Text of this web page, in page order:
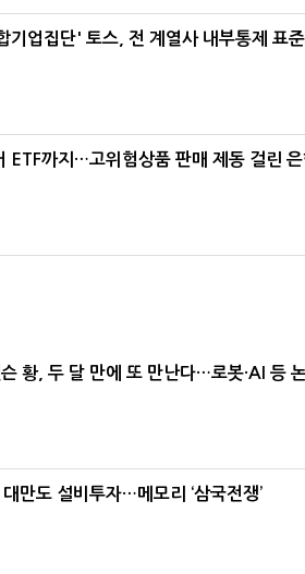
기업집단' 토스, 전 계열사 내부통제 표
ETF까지…고위험상품 판매 제동 걸린 은
황, 두 달 만에 또 만난다…로봇·AI 등
만도 설비투자…메모리 ‘삼국전쟁’